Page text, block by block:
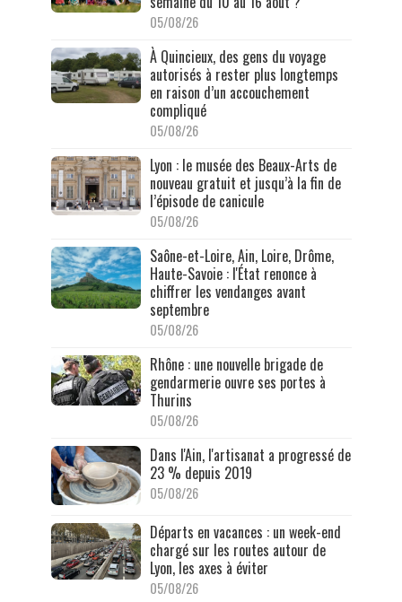
05/08/26
À Quincieux, des gens du voyage
autorisés à rester plus longtemps
en raison d’un accouchement
compliqué
05/08/26
Lyon : le musée des Beaux-Arts de
nouveau gratuit et jusqu’à la fin de
l’épisode de canicule
05/08/26
Saône-et-Loire, Ain, Loire, Drôme,
Haute-Savoie : l'État renonce à
chiffrer les vendanges avant
septembre
05/08/26
Rhône : une nouvelle brigade de
gendarmerie ouvre ses portes à
Thurins
05/08/26
Dans l'Ain, l'artisanat a progressé de
23 % depuis 2019
05/08/26
Départs en vacances : un week-end
chargé sur les routes autour de
Lyon, les axes à éviter
05/08/26